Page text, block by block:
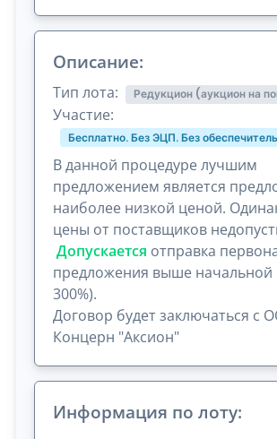
Описание:
Тип лота: Редукцион (аукцион на
Участие:
Бесплатно. Без ЭЦП. Без
В данной процедуре лучшим
предложением является
наиболее низкой ценой.
цены от поставщиков
Допускается отправка
предложения выше начальной
300%).
Договор будет заключаться с
Концерн "Аксион"
Информация по лоту: